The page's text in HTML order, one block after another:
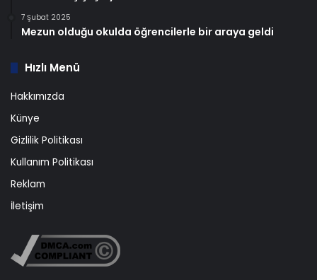
7 Şubat 2025
Mezun olduğu okulda öğrencilerle bir araya geldi
Hızlı Menü
Hakkımızda
Künye
Gizlilik Politikası
Kullanım Politikası
Reklam
İletişim